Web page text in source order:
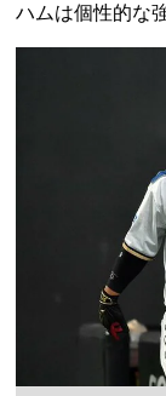
ハムは個性的な